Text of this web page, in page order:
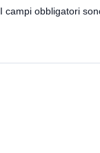
I campi obbligatori